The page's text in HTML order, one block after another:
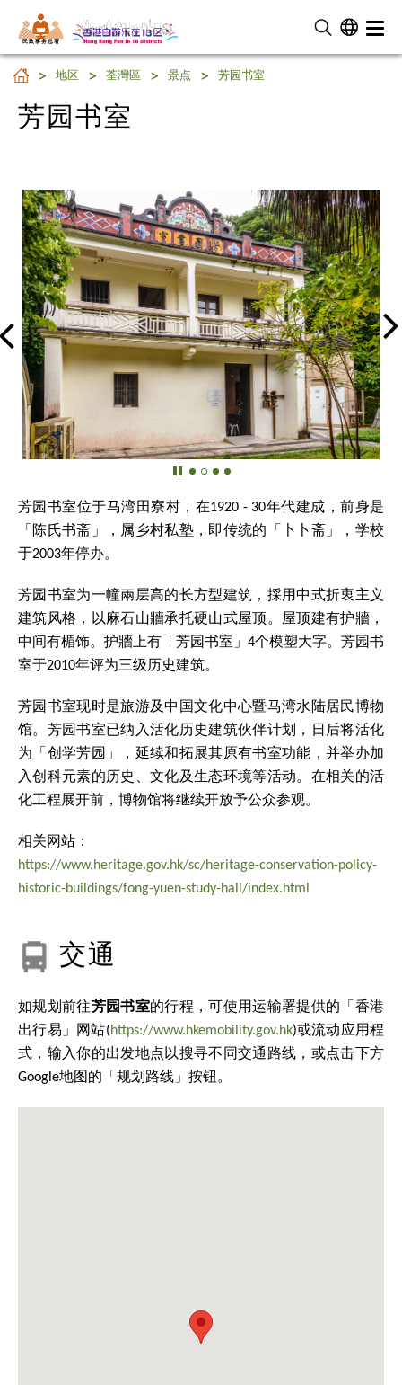
民 政 事 务 总 署
芳园书室
地区 荃灣區 景点 芳园书室
芳园书室
芳园书室位于马湾田寮村，在1920 - 30年代建成，前身是
「陈氏书斋」，属乡村私塾，即传统的「卜卜斋」，学校
于2003年停办。
芳园书室为一幢兩层高的长方型建筑，採用中式折衷主义
建筑风格，以麻石山牆承托硬山式屋顶。屋顶建有护牆，
中间有楣饰。护牆上有「芳园书室」4个模塑大字。芳园书
室于2010年评为三级历史建筑。
芳园书室现时是旅游及中国文化中心暨马湾水陆居民博物
馆。芳园书室已纳入活化历史建筑伙伴计划，日后将活化
为「创学芳园」，延续和拓展其原有书室功能，并举办加
入创科元素的历史、文化及生态环境等活动。在相关的活
化工程展开前，博物馆将继续开放予公众参观。
相关网站：
https://www.heritage.gov.hk/sc/heritage-conservation-policy-
historic-buildings/fong-yuen-study-hall/index.html
交通
如规划前往芳园书室的行程，可使用运输署提供的「香港
出行易」网站(https://www.hkemobility.gov.hk)或流动应用程
式，输入你的出发地点以搜寻不同交通路线，或点击下方
Google地图的「规划路线」按钮。